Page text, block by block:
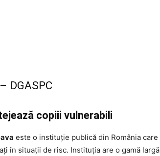
DGASPC
copiii vulnerabili
este o instituție publică din România care
în situații de risc. Instituția are o gamă largă